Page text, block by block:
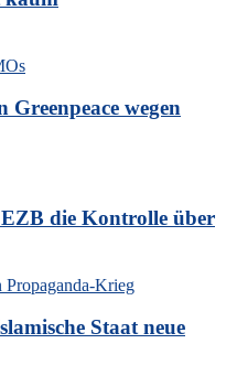
wegen
die Kontrolle über
Staat neue